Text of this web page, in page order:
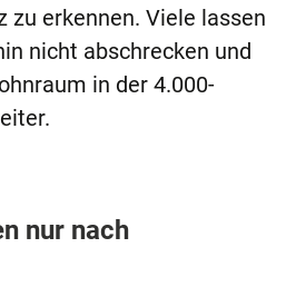
erkennen. Viele lassen
nicht abschrecken und
in der 4.000-
nur nach